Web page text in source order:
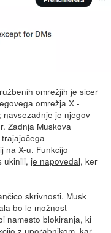
omrežjih je sicer
omrežja X -
navsezadnje je njegov
Zadnja Muskova
na X-u. Funkcijo
ukinili, je napovedal, ker
skrivnosti. Musk
bo le možnost
namesto blokiranja, ki